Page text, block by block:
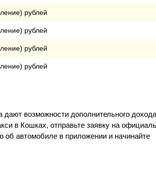
рублей
рублей
рублей
рублей
дают возможности дополнительного дохода
в Кошках, отправьте заявку на
об автомобиле в приложении и начинайте